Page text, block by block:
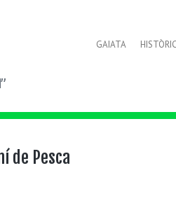
GAIATA HISTÒRIC
de Pesca